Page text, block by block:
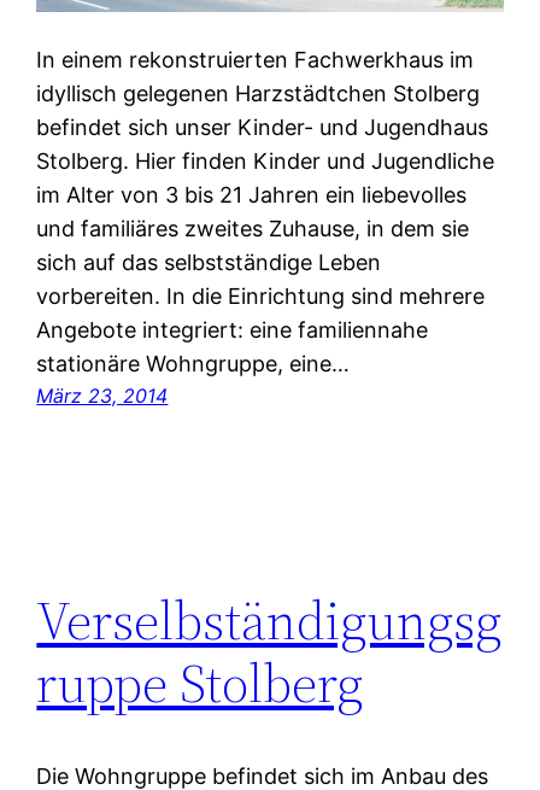
In einem rekonstruierten Fachwerkhaus im
idyllisch gelegenen Harzstädtchen Stolberg
befindet sich unser Kinder- und Jugendhaus
Stolberg. Hier finden Kinder und Jugendliche
im Alter von 3 bis 21 Jahren ein liebevolles
und familiäres zweites Zuhause, in dem sie
sich auf das selbstständige Leben
vorbereiten. In die Einrichtung sind mehrere
Angebote integriert: eine familiennahe
stationäre Wohngruppe, eine…
März 23, 2014
Verselbständigungsg
ruppe Stolberg
Die Wohngruppe befindet sich im Anbau des